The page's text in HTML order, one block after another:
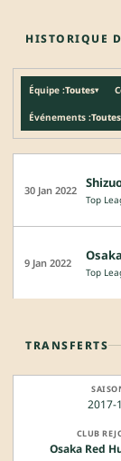
HISTORIQUE
Équipe :Toutes▾
Événements :Toutes
30 Jan 2022
Top
9 Jan 2022
Top
TRANSFERTS
2017-
Osaka Red